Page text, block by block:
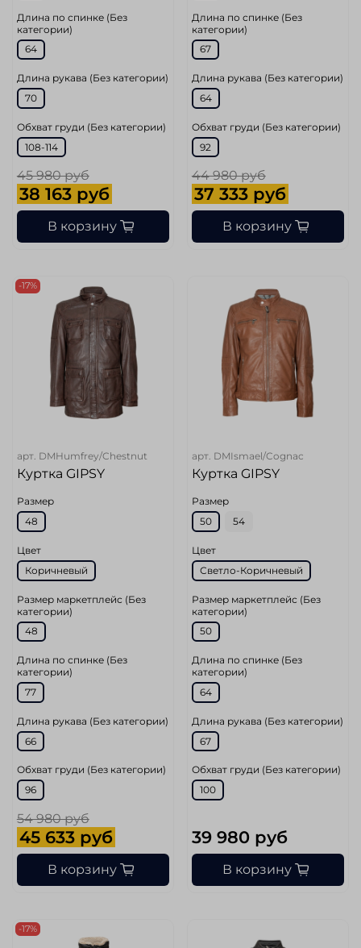
Длина по спинке (Без
категории)
64
Длина рукава (Без категории)
70
Обхват груди (Без категории)
108-114
45 980 руб
38 163 руб
В корзину
Длина по спинке (Без
категории)
67
Длина рукава (Без категории)
64
Обхват груди (Без категории)
92
44 980 руб
37 333 руб
В корзину
-17%
арт. DMHumfrey/Chestnut
Куртка GIPSY
Размер
48
Цвет
Коричневый
Размер маркетплейс (Без
категории)
48
Длина по спинке (Без
категории)
77
Длина рукава (Без категории)
66
Обхват груди (Без категории)
96
54 980 руб
45 633 руб
В корзину
арт. DMIsmael/Cognac
Куртка GIPSY
Размер
50
54
Цвет
Светло-Коричневый
Размер маркетплейс (Без
категории)
50
Длина по спинке (Без
категории)
64
Длина рукава (Без категории)
67
Обхват груди (Без категории)
100
39 980 руб
В корзину
-17%